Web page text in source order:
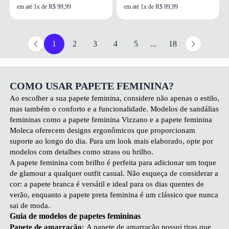
em até 1x de R$ 99,99 em até 1x de R$ 89,99
1 2 3 4 5 ... 18
COMO USAR PAPETE FEMININA?
Ao escolher a sua papete feminina, considere não apenas o estilo,
mas também o conforto e a funcionalidade. Modelos de sandálias
femininascomo a papete feminina Vizzano e a papete feminina
Moleca oferecem designs ergonômicos que proporcionam
suporte ao longo do dia. Para um look mais elaborado, opte por
modelos com detalhes como strass ou brilho.
A papete feminina com brilho é perfeita para adicionar um toque
de glamour a qualquer outfit casual. Não esqueça de considerar a
cor: a papete branca é versátil e ideal para os dias quentes de
verão, enquanto a papete preta feminina é um clássico que nunca
sai de moda.
Guia de modelos de papetes femininas
Papete de amarração: A papete de amarração possui tiras que